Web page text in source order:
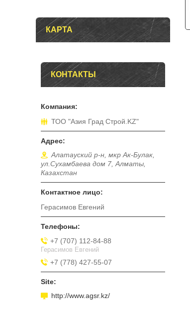
КАРТА
КОНТАКТЫ
ТОО "Азия Град Строй.KZ"
Алатауский р-н, мкр Ак-Булак,
ул.Cухамбаева дом 7, Алматы,
Казахстан
Герасимов Евгений
+7 (707) 112-84-88
Герасимов Евгений
+7 (778) 427-55-07
http://www.agsr.kz/